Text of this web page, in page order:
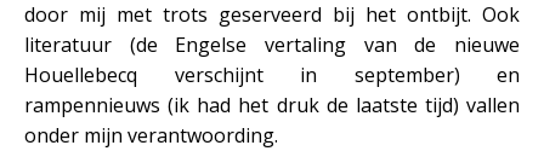
door mij met trots geserveerd bij het ontbijt. Ook
literatuur (de Engelse vertaling van de nieuwe
Houellebecq verschijnt in september) en
rampennieuws (ik had het druk de laatste tijd) vallen
onder mijn verantwoording.